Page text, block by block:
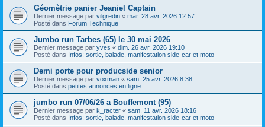
Géomètrie panier Jeaniel Captain
Dernier message par vilgredin « mar. 28 avr. 2026 12:57
Posté dans Forum Technique
Jumbo run Tarbes (65) le 30 mai 2026
Dernier message par yves « dim. 26 avr. 2026 19:10
Posté dans Infos: sortie, balade, manifestation side-car et moto
Demi porte pour producside senior
Dernier message par voxman « sam. 25 avr. 2026 8:38
Posté dans petites annonces en ligne
jumbo run 07/06/26 a Bouffemont (95)
Dernier message par k_racter « sam. 11 avr. 2026 18:16
Posté dans Infos: sortie, balade, manifestation side-car et moto